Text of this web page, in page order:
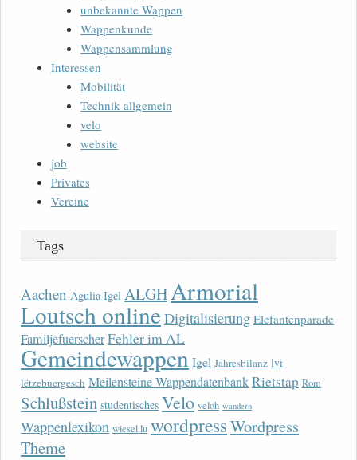
unbekannte Wappen
Wappenkunde
Wappensammlung
Interessen
Mobilität
Technik allgemein
velo
website
job
Privates
Vereine
Tags
Aachen Agulia Igel ALGHArmorial
Loutsch onlineDigitalisierung Elefantenparade
FamiljefuerscherFehler im AL
Gemeindewappen Igel Jahresbilanz lvi
lëtzebuergesch Meilensteine WappendatenbankRietstap Rom
Schlußstein studentisches Velo veloh wandern
Wappenlexikon wiesel.lu wordpressWordpress
Theme